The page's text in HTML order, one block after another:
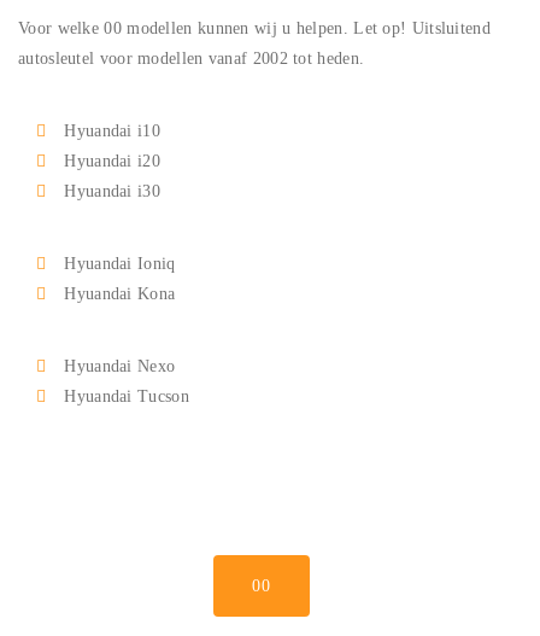
Voor welke00modellen kunnen wij u helpen. Let op! Uitsluitend
autosleutel voor modellen vanaf 2002 tot heden.
Hyuandai i10
Hyuandai i20
Hyuandai i30
Hyuandai Ioniq
Hyuandai Kona
Hyuandai Nexo
Hyuandai Tucson
00